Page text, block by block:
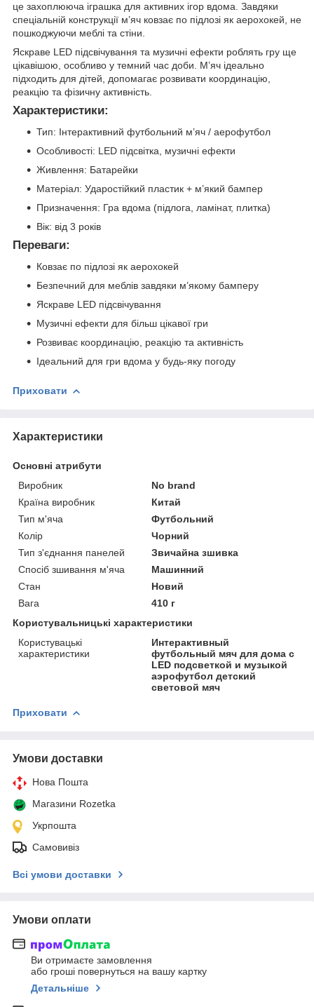
це захоплююча іграшка для активних ігор вдома. Завдяки
спеціальній конструкції м’яч ковзає по підлозі як аерохокей, не
пошкоджуючи меблі та стіни.
Яскраве LED підсвічування та музичні ефекти роблять гру ще
цікавішою, особливо у темний час доби. М’яч ідеально
підходить для дітей, допомагає розвивати координацію,
реакцію та фізичну активність.
Характеристики:
Тип: Інтерактивний футбольний м’яч / аерофутбол
Особливості: LED підсвітка, музичні ефекти
Живлення: Батарейки
Матеріал: Ударостійкий пластик + м’який бампер
Призначення: Гра вдома (підлога, ламінат, плитка)
Вік: від 3 років
Переваги:
Ковзає по підлозі як аерохокей
Безпечний для меблів завдяки м’якому бамперу
Яскраве LED підсвічування
Музичні ефекти для більш цікавої гри
Розвиває координацію, реакцію та активність
Ідеальний для гри вдома у будь-яку погоду
Приховати
Характеристики
Основні атрибути
Виробник
No brand
Країна виробник
Китай
Тип м'яча
Футбольний
Колір
Чорний
Тип з'єднання панелей
Звичайна зшивка
Спосіб зшивання м'яча
Машинний
Стан
Новий
Вага
410 г
Користувальницькі характеристики
Користувацькі
характеристики
Интерактивный
футбольный мяч для дома с
LED подсветкой и музыкой
аэрофутбол детский
световой мяч
Приховати
Умови доставки
Нова Пошта
Магазини Rozetka
Укрпошта
Самовивіз
Всі умови доставки
Умови оплати
Ви отримаєте замовлення
або гроші повернуться на вашу картку
Детальніше